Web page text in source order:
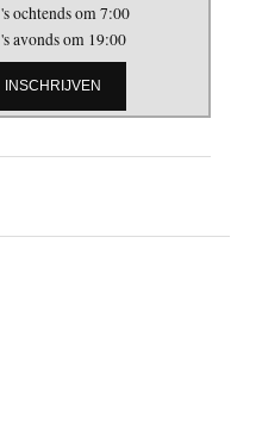
's ochtends om 7:00
's avonds om 19:00